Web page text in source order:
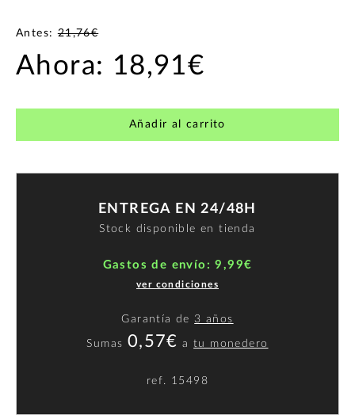
Antes:21,76€
Ahora: 18,91€
Añadir al carrito
ENTREGA EN 24/48H
Stock disponible en tienda
Gastos de envío: 9,99€
ver condiciones
Garantía de 3 años
Sumas 0,57€ atu monedero
ref. 15498